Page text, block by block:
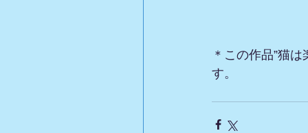
＊この作品”猫
す。